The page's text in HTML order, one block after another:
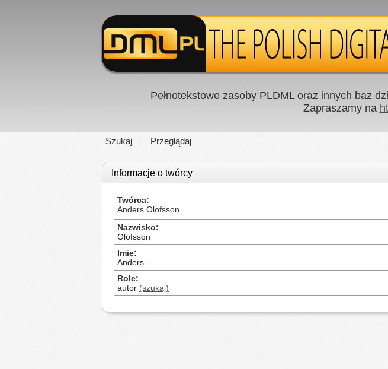
Pełnotekstowe zasoby PLDML oraz innych baz
Zapraszamy na
Szukaj Przeglądaj
Informacje o twórcy
Twórca
Anders Olofsson
Nazwisko
Olofsson
Imię
Anders
Role
autor (szukaj)